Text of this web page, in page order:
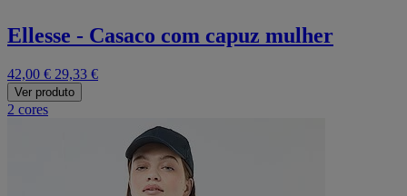
Ellesse - Casaco com capuz mulher
42,00 € 29,33 €
Ver produto
2 cores